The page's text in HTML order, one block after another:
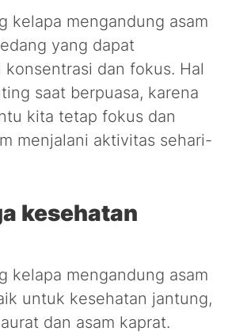
kelapa mengandung asam
yang dapat
konsentrasi dan fokus. Hal
saat berpuasa, karena
kita tetap fokus dan
menjalani aktivitas sehari-
kesehatan
kelapa mengandung asam
untuk kesehatan jantung,
dan asam kaprat.